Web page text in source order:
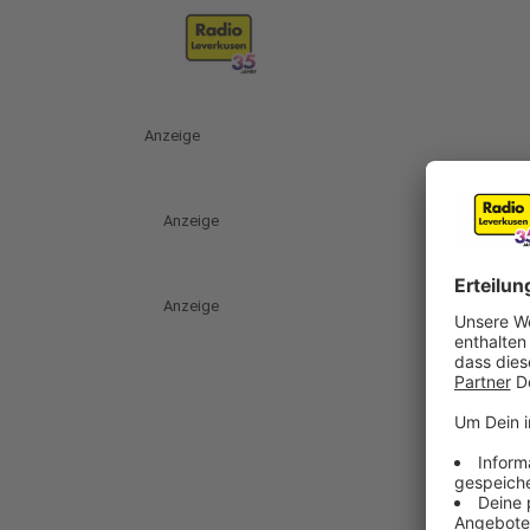
Anzeige
Anzeige
Anzeige